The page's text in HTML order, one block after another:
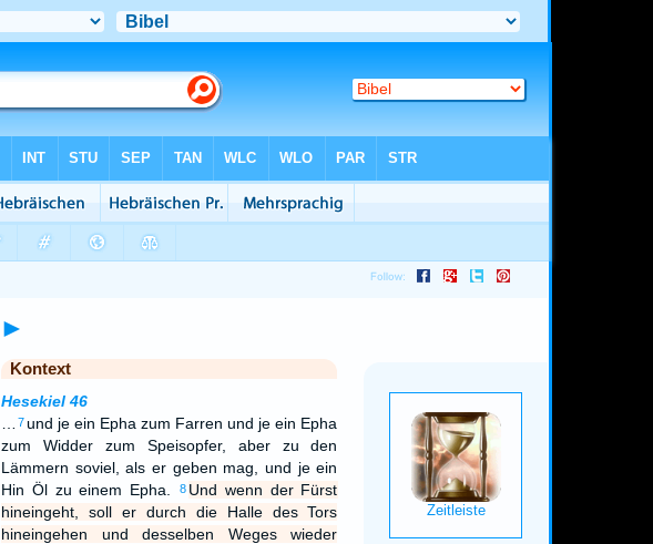
►
Kontext
Hesekiel 46
7und je ein Epha zum Farren und je ein Epha
zum Widder zum Speisopfer, aber zu den
Lämmern soviel, als er geben mag, und je ein
Hin Öl zu einem Epha.
8 Und wenn der Fürst
hineingeht, soll er durch die Halle des Tors
hineingehen und desselben Weges wieder